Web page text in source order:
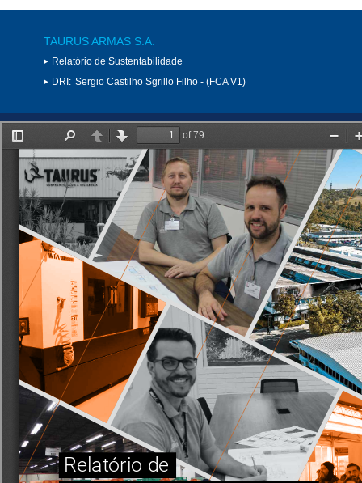
TAURUS ARMAS S.A.
Relatório de Sustentabilidade
DRI: Sergio Castilho Sgrillo Filho - (FCA V1)